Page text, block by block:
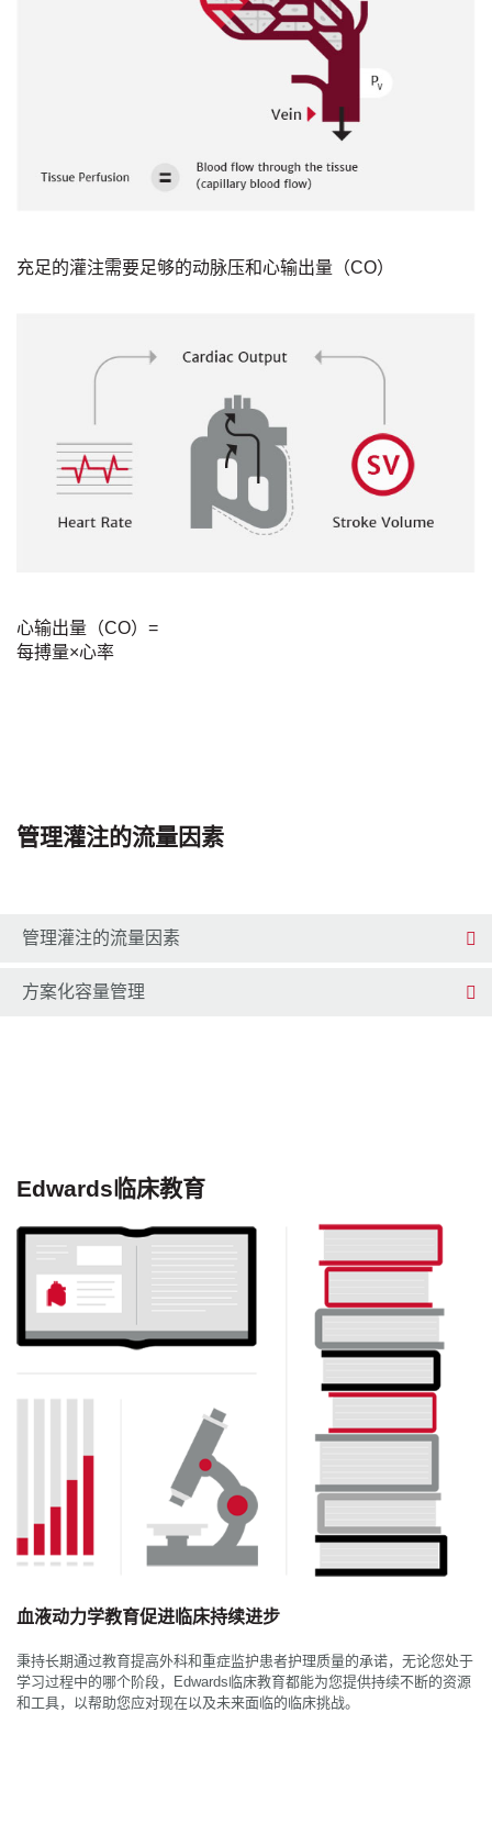
充足的灌注需要足够的动脉压和心输出量（CO）
心输出量（CO）=
每搏量×心率
管理灌注的流量因素
管理灌注的流量因素
方案化容量管理
Edwards临床教育
血液动力学教育促进临床持续进步
秉持长期通过教育提高外科和重症监护患者护理质量的承诺，无论您处于
学习过程中的哪个阶段，Edwards临床教育都能为您提供持续不断的资源
和工具，以帮助您应对现在以及未来面临的临床挑战。